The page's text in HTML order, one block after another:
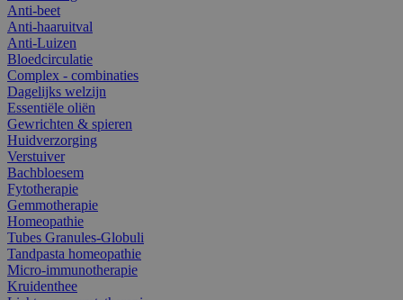
Anti-beet
Anti-haaruitval
Anti-Luizen
Bloedcirculatie
Complex - combinaties
Dagelijks welzijn
Essentiële oliën
Gewrichten & spieren
Huidverzorging
Verstuiver
Bachbloesem
Fytotherapie
Gemmotherapie
Homeopathie
Tubes Granules-Globuli
Tandpasta homeopathie
Micro-immunotherapie
Kruidenthee